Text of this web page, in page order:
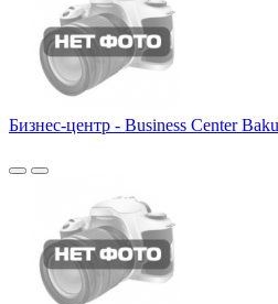
Бизнес-центр - Business Center